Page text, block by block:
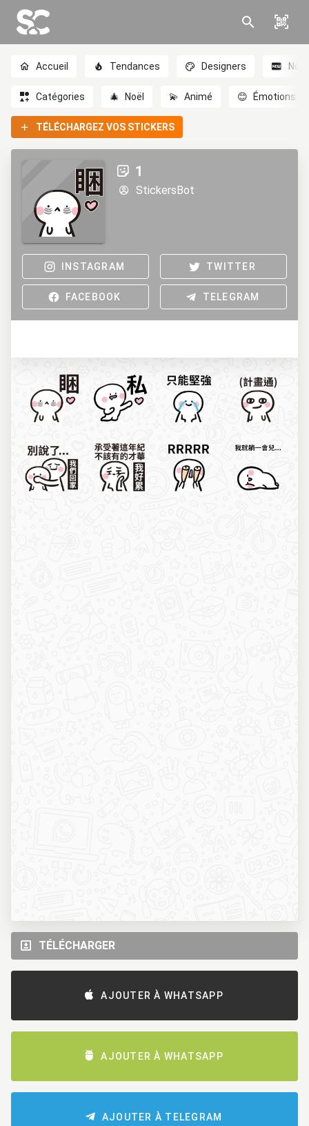
Accueil Tendances Designers
Catégories 🎄 Noël 💫 Animé 😊 Émotions
TÉLÉCHARGEZ VOS STICKERS
1
StickersBot
INSTAGRAM TWITTER
FACEBOOK TELEGRAM
TÉLÉCHARGER
AJOUTER À WHATSAPP
AJOUTER À WHATSAPP
AJOUTER À TELEGRAM